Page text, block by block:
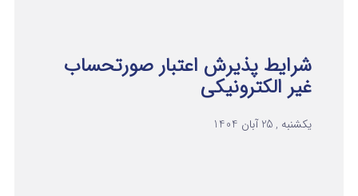
شرایط پذیرش اعتبار صورتحساب
غیر الکترونیکی
یکشنبه , 25 آبان 1404